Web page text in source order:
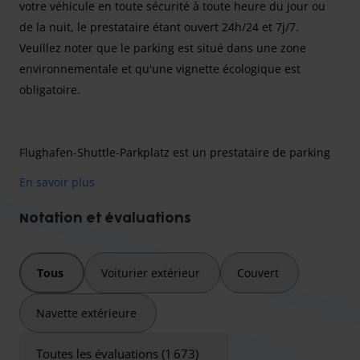
votre véhicule en toute sécurité à toute heure du jour ou
de la nuit, le prestataire étant ouvert 24h/24 et 7j/7.
Veuillez noter que le parking est situé dans une zone
environnementale et qu'une vignette écologique est
obligatoire.
Flughafen-Shuttle-Parkplatz est un prestataire de parking
à un prix très avantageux et de faire appel à son service de
est possible de garer votre voiture à n'importe quelle
heure du jour ou de la nuit, car le prestataire est ouvert 24
heures sur 24, 7 jours sur 7. En seulement 10 minutes,
grâce au service de navette, vous êtes au terminal de
En savoir plus
Notation et évaluations
Tous Voiturier extérieur Couvert
Navette extérieure
Toutes les évaluations (1 673)